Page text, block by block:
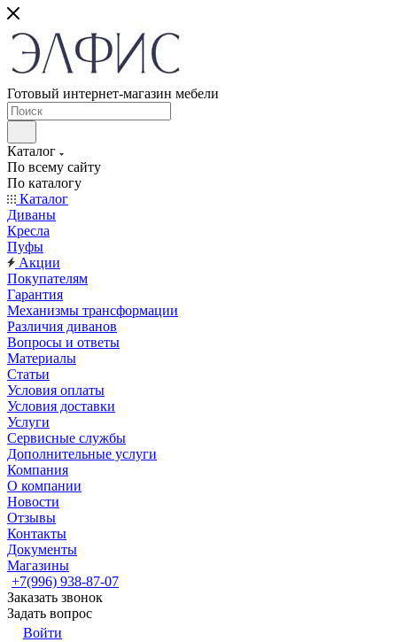
Готовый интернет-магазин мебели
Каталог
По всему сайту
По каталогу
Каталог
Диваны
Кресла
Пуфы
Акции
Покупателям
Гарантия
Механизмы трансформации
Различия диванов
Вопросы и ответы
Материалы
Статьи
Условия оплаты
Условия доставки
Услуги
Сервисные службы
Дополнительные услуги
Компания
О компании
Новости
Отзывы
Контакты
Документы
Магазины
+7(996) 938-87-07
Заказать звонок
Задать вопрос
Войти